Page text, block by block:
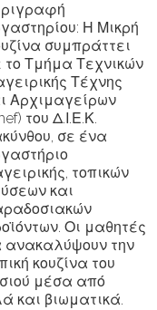
: Η Μικρή
συμπράττει
το Τμήμα Τεχνικών
Τέχνης
Αρχιμαγείρων
του Δ.Ι.Ε.Κ.
σε ένα
τοπικών
και
Οι μαθητές
ανακαλύψουν την
κουζίνα του
μέσα από
και βιωματικά.